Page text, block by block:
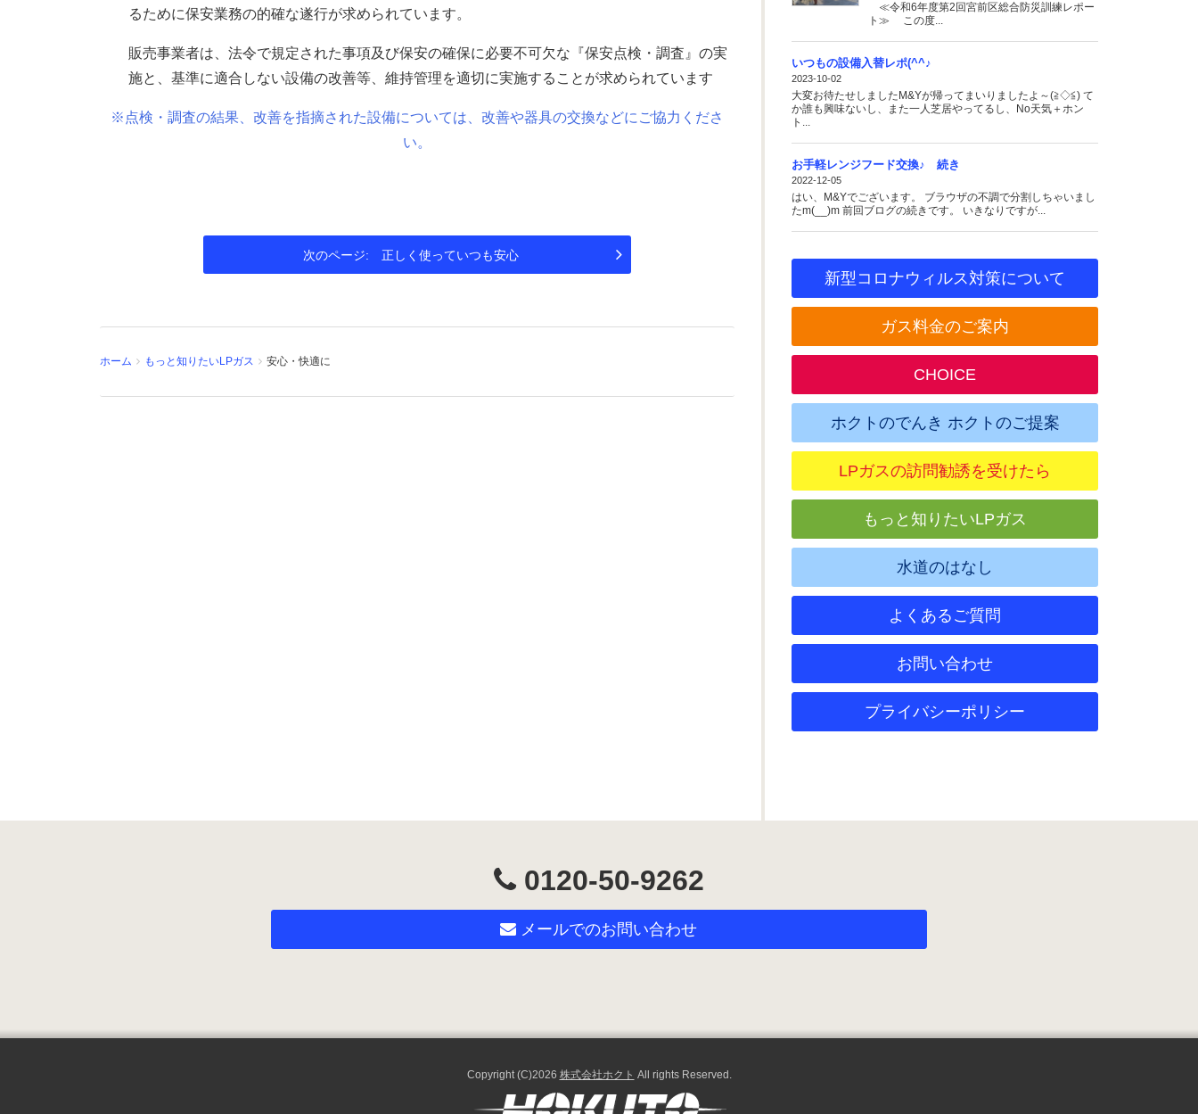
るために保安業務の的確な遂行が求められています。
販売事業者は、法令で規定された事項及び保安の確保に必要不可欠な『保安点検・調査』の実
施と、基準に適合しない設備の改善等、維持管理を適切に実施することが求められています
※点検・調査の結果、改善を指摘された設備については、改善や器具の交換などにご協力くださ
い。
正しく使っていつも安心
ホーム もっと知りたいLPガス 安心・快適に
≪令和6年度第2回宮前区総合防災訓練レポー
ト≫ この度...
いつもの設備入替レポ(^^♪
2023-10-02
大変お待たせしましたM&Yが帰ってまいりましたよ～(≧◇≦) て
か誰も興味ないし、また一人芝居やってるし、No天気＋ホン
ト...
お手軽レンジフード交換♪ 続き
2022-12-05
はい、M&Yでございます。 ブラウザの不調で分割しちゃいまし
たm(__)m 前回ブログの続きです。 いきなりですが...
新型コロナウィルス対策について
ガス料金のご案内
CHOICE
ホクトのでんき ホクトのご提案
LPガスの訪問勧誘を受けたら
もっと知りたいLPガス
水道のはなし
よくあるご質問
お問い合わせ
プライバシーポリシー
0120-50-9262
メールでのお問い合わせ
Copyright (C)2026 株式会社ホクト All rights Reserved.